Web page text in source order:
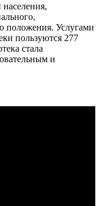
населения,
положения. Услугами
пользуются 277
стала
и